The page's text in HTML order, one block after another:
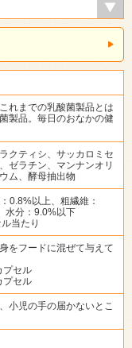
れまでの乳酸菌製品とは
製品。毎日のおなかの健
クティシ、サッカロミセ
ゼラチン、マンナンオリ
ム、酵母抽出物
0.8%以上、粗繊維：
水分：9.0%以下
当たり
をフードに混ぜて与えて
プセル
プセル
小児の手の届かないとこ